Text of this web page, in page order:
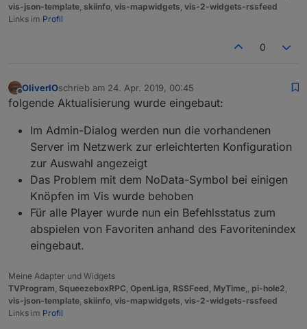
vis-json-template skiinfo vis-mapwidgets vis-2-widgets-rssfeed
Links im Profil
0
Offline
OliverIOschrieb am 24. Apr. 2019, 00:45
zuletzt editiert von
folgende Aktualisierung wurde eingebaut:
Im Admin-Dialog werden nun die vorhandenen
Server im Netzwerk zur erleichterten Konfiguration
zur Auswahl angezeigt
Das Problem mit dem NoData-Symbol bei einigen
Knöpfen im Vis wurde behoben
Für alle Player wurde nun ein Befehlsstatus zum
abspielen von Favoriten anhand des Favoritenindex
eingebaut.
Meine Adapter und Widgets
TVProgram, SqueezeboxRPC, OpenLiga, RSSFeed, MyTime,, pi-hole2,
vis-json-template, skiinfo, vis-mapwidgets, vis-2-widgets-rssfeed
Links im Profil